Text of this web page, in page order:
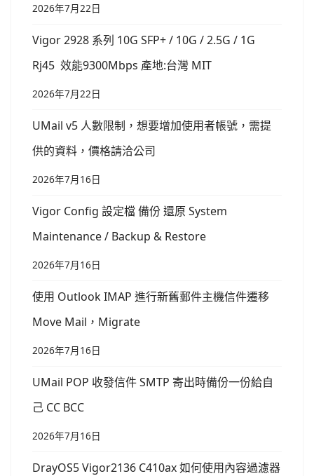
2026年7月22日
Vigor 2928 系列 10G SFP+ / 10G / 2.5G / 1G
Rj45 效能9300Mbps 產地:台灣 MIT
2026年7月22日
UMail v5 人數限制，想要增加使用者帳號，需提
供的資料，價格請洽公司
2026年7月16日
Vigor Config 設定檔 備份 還原 System
Maintenance / Backup & Restore
2026年7月16日
使用 Outlook IMAP 進行新舊郵件主機信件遷移
Move Mail，Migrate
2026年7月16日
UMail POP 收發信件 SMTP 寄出時備份一份給自
己 CC BCC
2026年7月16日
DrayOS5 Vigor2136 C410ax 如何使用內容過濾器